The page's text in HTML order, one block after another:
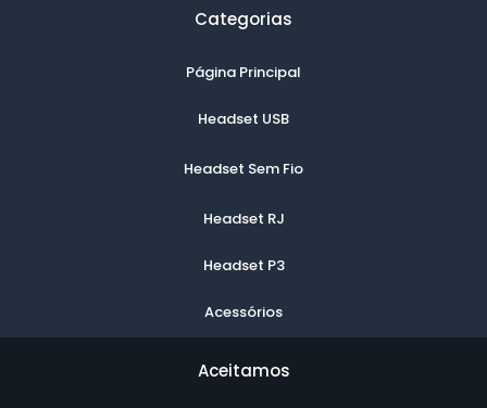
Categorias
Página Principal
Headset USB
Headset Sem Fio
Headset RJ
Headset P3
Acessórios
Aceitamos